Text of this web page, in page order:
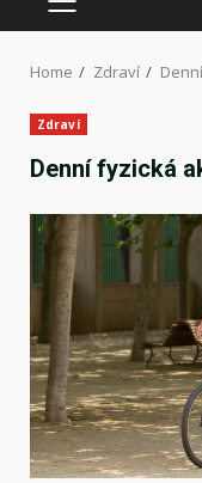
PRIMARY
Home Zdraví
Zdraví
Denní fyzická